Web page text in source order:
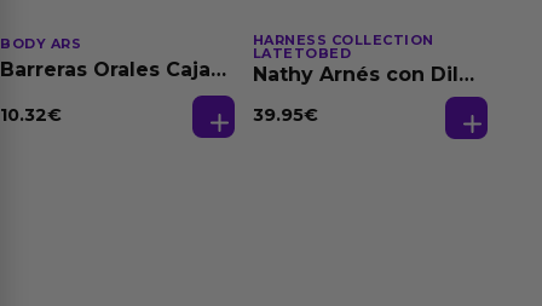
BODY ARS
Barreras Orales Caja
10.32€
HARNESS COLLECTION
LATETOBED
Nathy Arnés con Dildo
39.95€